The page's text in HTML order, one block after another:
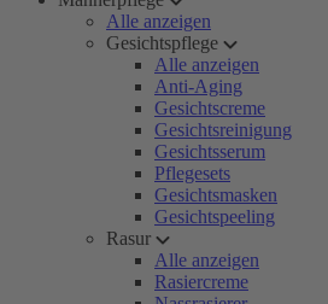
Alle anzeigen
Gesichtspflege
Alle anzeigen
Anti-Aging
Gesichtscreme
Gesichtsreinigung
Gesichtsserum
Pflegesets
Gesichtsmasken
Gesichtspeeling
Rasur
Alle anzeigen
Rasiercreme